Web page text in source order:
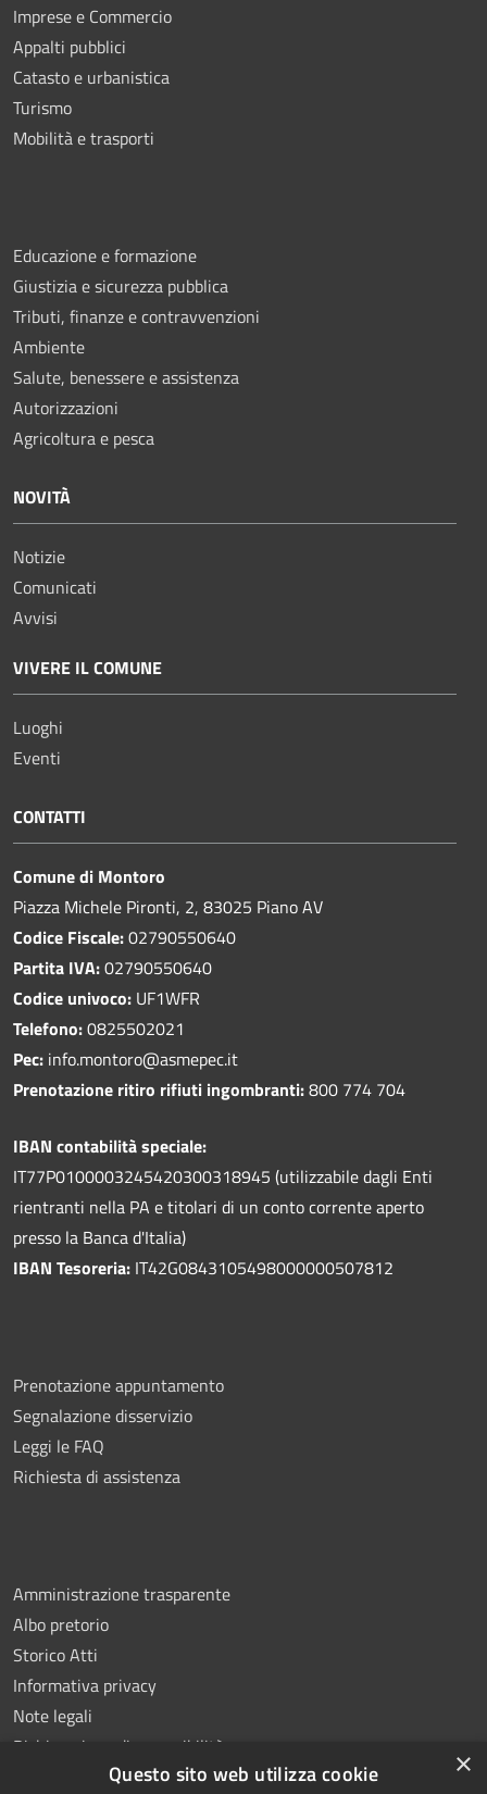
Imprese e Commercio
Appalti pubblici
Catasto e urbanistica
Turismo
Mobilità e trasporti
Educazione e formazione
Giustizia e sicurezza pubblica
Tributi, finanze e contravvenzioni
Ambiente
Salute, benessere e assistenza
Autorizzazioni
Agricoltura e pesca
NOVITÀ
Notizie
Comunicati
Avvisi
VIVERE IL COMUNE
Luoghi
Eventi
CONTATTI
Comune di Montoro
Piazza Michele Pironti, 2, 83025 Piano AV
Codice Fiscale:02790550640
Partita IVA:02790550640
Codice univoco: UF1WFR
Telefono:0825502021
Pec: info.montoro@asmepec.it
Prenotazione ritiro rifiuti ingombranti:800 774 704
IBAN contabilità speciale:
IT77P0100003245420300318945 (utilizzabile dagli Enti
rientranti nella PA e titolari di un conto corrente aperto
presso la Banca d'Italia)
IBAN Tesoreria: IT42G0843105498000000507812
Prenotazione appuntamento
Segnalazione disservizio
Leggi le FAQ
Richiesta di assistenza
Amministrazione trasparente
Albo pretorio
Storico Atti
Informativa privacy
Note legali
Dichiarazione di accessibilità
×
Questo sito web utilizza cookie